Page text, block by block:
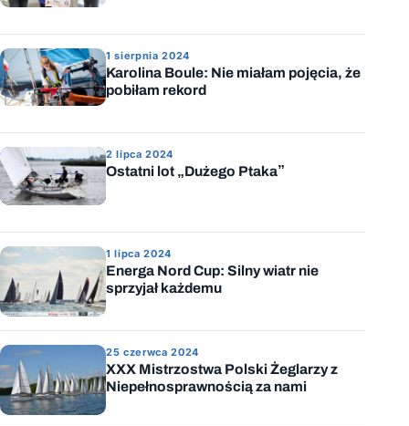
1 sierpnia 2024
Karolina Boule: Nie miałam pojęcia, że
pobiłam rekord
2 lipca 2024
Ostatni lot „Dużego Ptaka”
1 lipca 2024
Energa Nord Cup: Silny wiatr nie
sprzyjał każdemu
25 czerwca 2024
XXX Mistrzostwa Polski Żeglarzy z
Niepełnosprawnością za nami